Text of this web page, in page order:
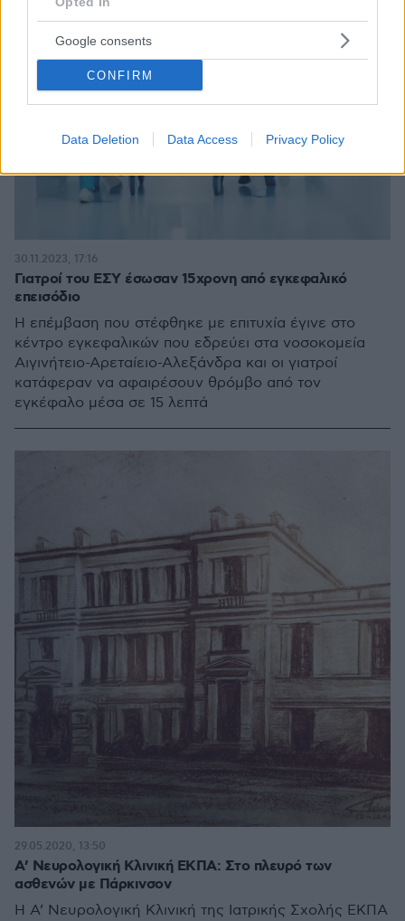
Google consents
CONFIRM
Data Deletion Data Access Privacy Policy
Γιατροί του ΕΣΥ έσωσαν 15χρονη από εγκεφαλικό
επεισόδιο
Η επέμβαση που στέφθηκε με επιτυχία έγινε στο
κέντρο εγκεφαλικών που εδρεύει στα νοσοκομεία
Αιγινήτειο-Αρεταίειο-Αλεξάνδρα και οι γιατροί
κατάφεραν να αφαιρέσουν θρόμβο από τον
εγκέφαλο μέσα σε 15 λεπτά
30.11.2023, 17:16
Α’ Νευρολογική Κλινική ΕΚΠΑ: Στο πλευρό των
ασθενών με Πάρκινσον
Η Α’ Νευρολογική Κλινική της Ιατρικής Σχολής ΕΚΠΑ
29.05.2020, 13:50